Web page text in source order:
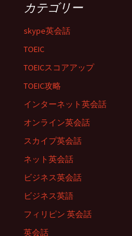
カテゴリー
skype英会話
TOEIC
TOEICスコアアップ
TOEIC攻略
インターネット英会話
オンライン英会話
スカイプ英会話
ネット英会話
ビジネス英会話
ビジネス英語
フィリピン 英会話
英会話